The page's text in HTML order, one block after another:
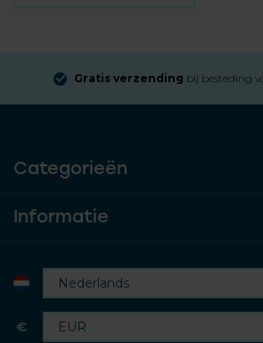
Gratis verzending bij besteding
Categorieën
Informatie
€